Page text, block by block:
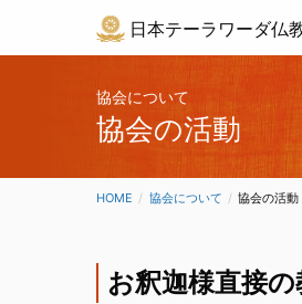
日本テーラワーダ仏
協会について
協会の活動
HOME 協会について CURRENT:
協会の活動
お釈迦様直接